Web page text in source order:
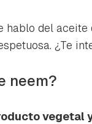
como
INICIAR
hablo del
¿Te
neem?
vegetal
Gracias por